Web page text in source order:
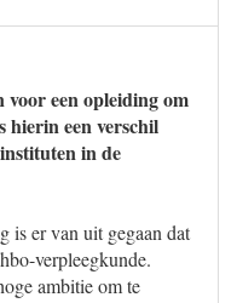
voor een opleiding om
hierin een verschil
in de
is er van uit gegaan dat
verpleegkunde.
ambitie om te